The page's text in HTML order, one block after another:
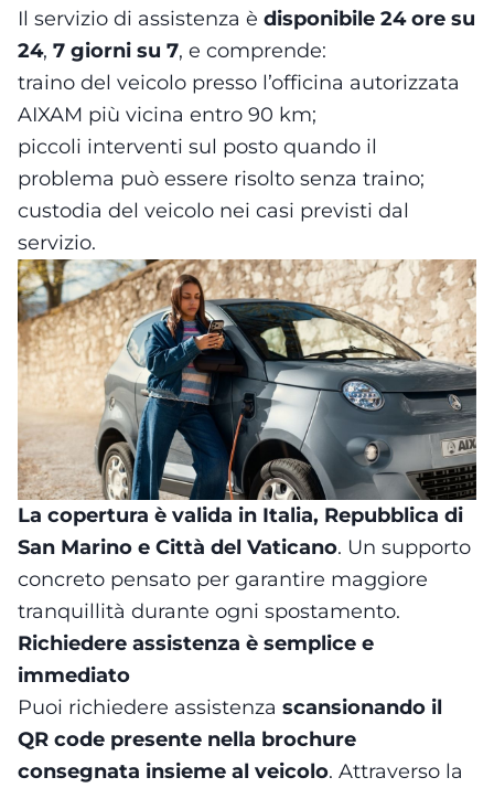
Il servizio di assistenza è disponibile 24 ore su
24, 7 giorni su 7, e comprende:
traino del veicolo presso l’officina autorizzata
AIXAM più vicina entro 90 km;
piccoli interventi sul posto quando il
problema può essere risolto senza traino;
custodia del veicolo nei casi previsti dal
servizio.
La copertura è valida in Italia, Repubblica di
San Marino e Città del Vaticano. Un supporto
concreto pensato per garantire maggiore
tranquillità durante ogni spostamento.
Richiedere assistenza è semplice e
immediato
Puoi richiedere assistenza scansionando il
QR code presente nella brochure
consegnata insieme al veicolo. Attraverso la